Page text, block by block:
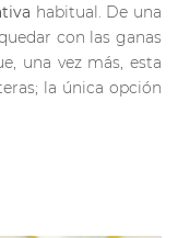
habitual. De una
con las ganas
una vez más, esta
la única opción